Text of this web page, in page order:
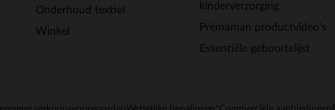
Onderhoud textiel
Winkel
kinderverzorging
Prémaman productvideo's
Essentiële geboortelijst